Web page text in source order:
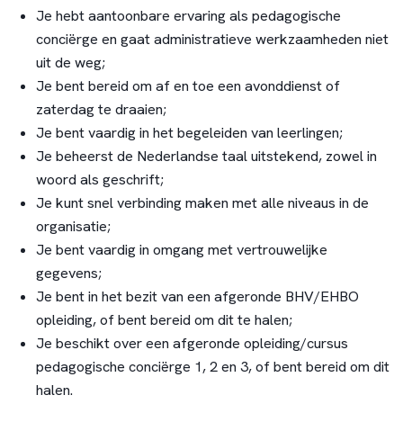
Je hebt aantoonbare ervaring als pedagogische
conciërge en gaat administratieve werkzaamheden niet
uit de weg;
Je bent bereid om af en toe een avonddienst of
zaterdag te draaien;
Je bent vaardig in het begeleiden van leerlingen;
Je beheerst de Nederlandse taal uitstekend, zowel in
woord als geschrift;
Je kunt snel verbinding maken met alle niveaus in de
organisatie;
Je bent vaardig in omgang met vertrouwelijke
gegevens;
Je bent in het bezit van een afgeronde BHV/EHBO
opleiding, of bent bereid om dit te halen;
Je beschikt over een afgeronde opleiding/cursus
pedagogische conciërge 1, 2 en 3, of bent bereid om dit
halen.